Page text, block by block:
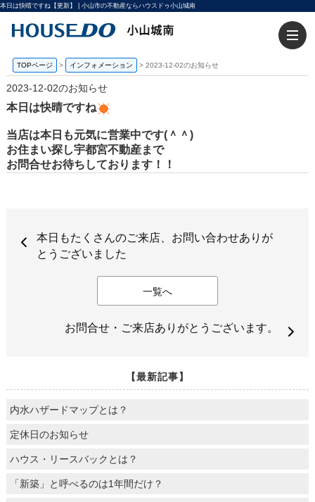
本日は快晴ですね【更新】 | 小山市の不動産ならハウスドゥ小山城南
TOPページ > インフォメーション > 2023-12-02のお知らせ
2023-12-02のお知らせ
本日は快晴ですね
当店は本日も元気に営業中です(＾＾)
お住まい探し宇都宮不動産まで
お問合せお待ちしております！！
本日もたくさんのご来店、お問い合わせありが
とうございました
一覧へ
お問合せ・ご来店ありがとうございます。
【最新記事】
内水ハザードマップとは？
定休日のお知らせ
ハウス・リースバックとは？
「新築」と呼べるのは1年間だけ？